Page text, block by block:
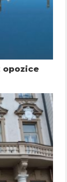
opozice